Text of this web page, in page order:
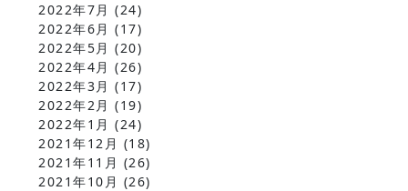
2022年7月 (24)
2022年6月 (17)
2022年5月 (20)
2022年4月 (26)
2022年3月 (17)
2022年2月 (19)
2022年1月 (24)
2021年12月 (18)
2021年11月 (26)
2021年10月 (26)